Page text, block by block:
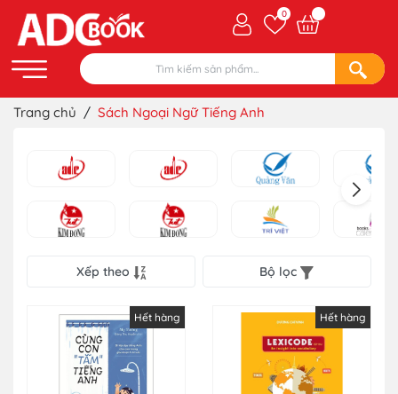
0
Trang chủ / Sách Ngoại Ngữ Tiếng Anh
Xếp theo Bộ lọc
Hết hàng Hết hàng